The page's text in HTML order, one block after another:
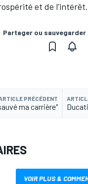
et de l'intérêt.
Partager ou
PRÉCÉDENT
ma carrière"
VOIR PLUS &